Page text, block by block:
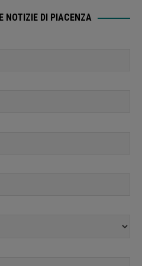
NOTIZIE DI PIACENZA